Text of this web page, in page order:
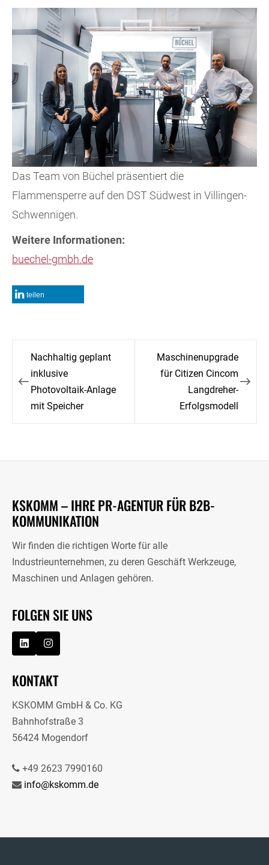
Das Team von Büchel präsentiert die
Flammensperre auf den DST Südwest in Villingen-
Schwennigen.
Weitere Informationen:
buechel-gmbh.de
teilen
Nachhaltig geplant
inklusive
Photovoltaik-Anlage
mit Speicher
Maschinenupgrade
für Citizen Cincom
Langdreher-
Erfolgsmodell
KSKOMM – IHRE PR-AGENTUR FÜR B2B-
KOMMUNIKATION
Wir finden die richtigen Worte für alle
Industrieunternehmen, zu deren Geschäft Werkzeuge,
Maschinen und Anlagen gehören.
FOLGEN SIE UNS
KONTAKT
KSKOMM GmbH & Co. KG
Bahnhofstraße 3
56424 Mogendorf
+49 2623 7990160
info@kskomm.de